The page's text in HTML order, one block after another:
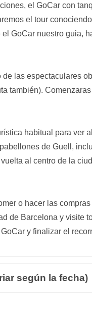
el GoCar con
el tour
GoCar nuestro guia,
las espectaculares
también).
habitual para ver
de Guell,
al centro de la
o hacer las
de Barcelona y visite
y finalizar el
según la fecha)